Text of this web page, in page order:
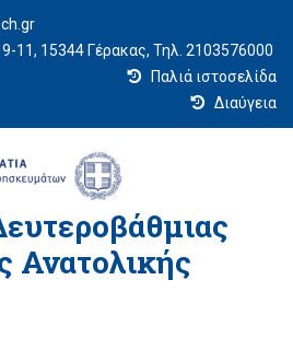
11, 15344 Γέρακας, Τηλ. 2103576000
Παλιά ιστοσελίδα
Διαύγεια
Ανατολικής